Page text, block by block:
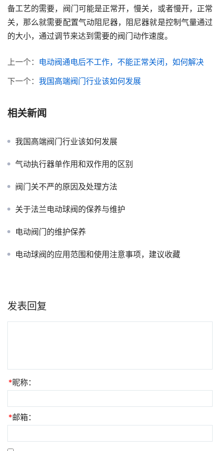
备工艺的需要，阀门可能是正常开，慢关，或者慢开，正常
关，那么就需要配置气动阻尼器，阻尼器就是控制气量通过
的大小，通过调节来达到需要的阀门动作速度。
上一个： 电动阀通电后不工作，不能正常关闭，如何解决
下一个： 我国高端阀门行业该如何发展
相关新闻
我国高端阀门行业该如何发展
气动执行器单作用和双作用的区别
阀门关不严的原因及处理方法
关于法兰电动球阀的保养与维护
电动阀门的维护保养
电动球阀的应用范围和使用注意事项，建议收藏
发表回复
*昵称：
*邮箱：